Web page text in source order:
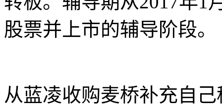
股票并上市的辅导阶段。
从蓝凌收购麦桥补充自